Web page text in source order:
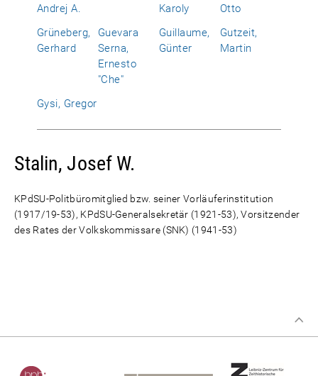
Andrej A.
Karoly
Otto
Grüneberg,
Gerhard
Guevara
Serna,
Ernesto
"Che"
Guillaume,
Günter
Gutzeit,
Martin
Gysi, Gregor
Stalin, Josef W.
KPdSU-Politbüromitglied bzw. seiner Vorläuferinstitution
(1917/19-53), KPdSU-Generalsekretär (1921-53), Vorsitzender
des Rates der Volkskommissare (SNK) (1941-53)